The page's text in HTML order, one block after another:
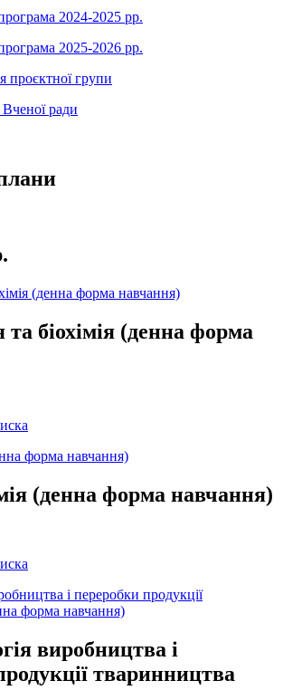
2024-2025 рр.
2025-2026 рр.
проєктної групи
ради
(денна форма навчання)
та біохімія (денна форма
форма навчання)
(денна форма навчання)
і переробки продукції
форма навчання)
виробництва і
тваринництва